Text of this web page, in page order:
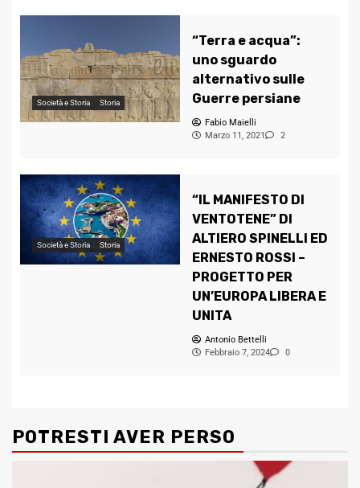
Società e Storia Storia
“Terra e acqua”:
uno sguardo
alternativo sulle
Guerre persiane
Fabio Maielli
Marzo 11, 2021
2
Società e Storia Storia
“IL MANIFESTO DI
VENTOTENE” DI
ALTIERO SPINELLI ED
ERNESTO ROSSI –
PROGETTO PER
UN’EUROPA LIBERA E
UNITA
Antonio Bettelli
Febbraio 7, 2024
0
POTRESTI AVER PERSO